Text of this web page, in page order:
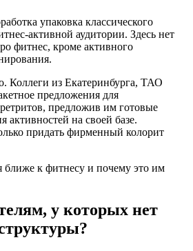
упаковка классического
активной аудитории. Здесь нет
фитнес, кроме активного
Коллеги из Екатеринбурга, ТАО
предложения для
предложив им готовые
активностей на своей базе.
придать фирменный колорит
у которых нет